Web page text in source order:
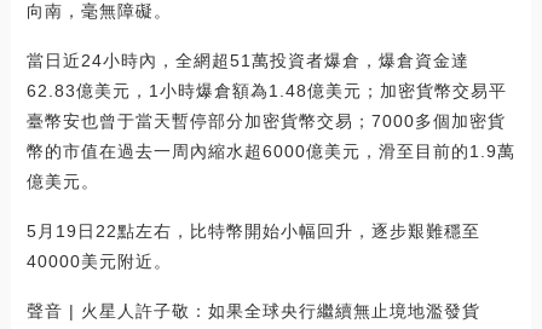
向南，毫無障礙。
當日近24小時內，全網超51萬投資者爆倉，爆倉資金達
62.83億美元，1小時爆倉額為1.48億美元；加密貨幣交易平
臺幣安也曾于當天暫停部分加密貨幣交易；7000多個加密貨
幣的市值在過去一周內縮水超6000億美元，滑至目前的1.9萬
億美元。
5月19日22點左右，比特幣開始小幅回升，逐步艱難穩至
40000美元附近。
聲音 | 火星人許子敬：如果全球央行繼續無止境地濫發貨